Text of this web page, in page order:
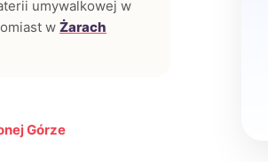
umywalkowej w
w Żarach
Górze